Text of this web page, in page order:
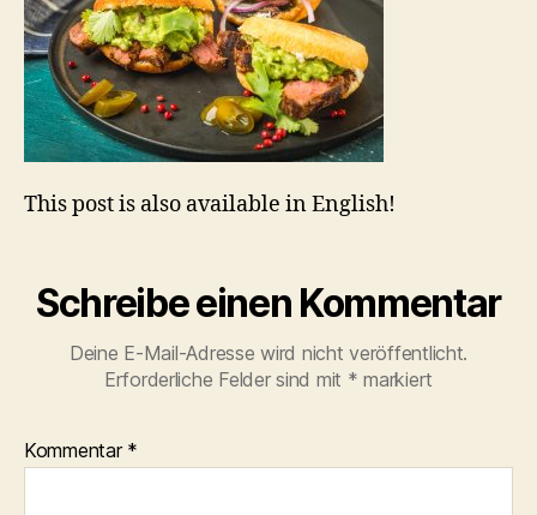
This post is also available in English!
Schreibe einen Kommentar
Deine E-Mail-Adresse wird nicht veröffentlicht.
Erforderliche Felder sind mit * markiert
Kommentar *